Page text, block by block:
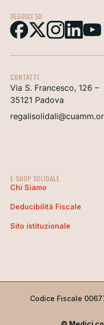
SEGUICI SU
CONTATTI
Via S. Francesco, 126 –
35121 Padova
E-SHOP SOLIDALE
Chi Siamo
Deducibilità Fiscale
Sito istituzionale
Codice Fiscale